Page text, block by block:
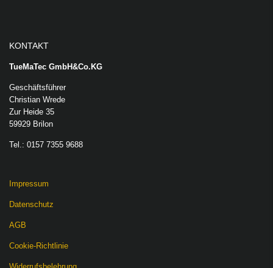
KONTAKT
TueMaTec GmbH&Co.KG
Geschäftsführer
Christian Wrede
Zur Heide 35
59929 Brilon
Tel.: 0157 7355 9688
Impressum
Datenschutz
AGB
Cookie-Richtlinie